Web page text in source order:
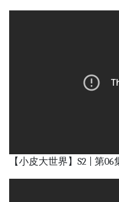
【小皮大世界】S2 | 第